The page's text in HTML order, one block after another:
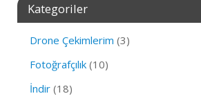
Kategoriler
Drone Çekimlerim (3)
Fotoğrafçılık (10)
İndir (18)